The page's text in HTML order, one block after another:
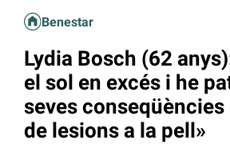
Benestar
Lydia Bosch (62
el sol en excés i he
seves
de lesions a la pell»